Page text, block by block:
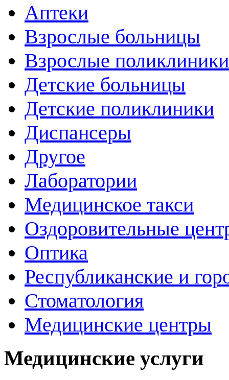
Аптеки
Взрослые больницы
Взрослые поликлиники
Детские больницы
Детские поликлиники
Диспансеры
Другое
Лаборатории
Медицинское такси
Оздоровительные
Оптика
Республиканские и
Стоматология
Медицинские центры
Медицинские услуги